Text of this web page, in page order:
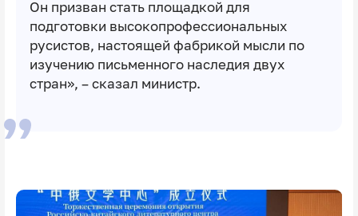
Он призван стать площадкой для
подготовки высокопрофессиональных
русистов, настоящей фабрикой мысли по
изучению письменного наследия двух
стран», – сказал министр.